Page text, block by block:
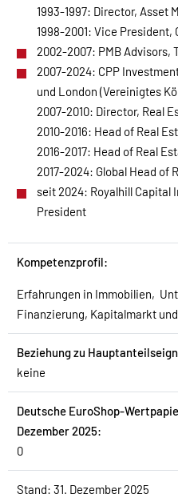
1993-1997: Director, Asset
1998-2001: Vice
2002-2007: PMB Advisors,
2007-2024: CPP
und London (Vereinigtes
2007-2010: Director, Real
2010-2016: Head of Real
2016-2017: Head of Real
2017-2024: Global Head of
seit 2024: Royalhill Capital
President
Kompetenzprofil:
Erfahrungen in Immobilien,
Finanzierung, Kapitalmarkt und
Beziehung zu
keine
Deutsche EuroShop-
Dezember 2025:
0
Stand: 31. Dezember 2025